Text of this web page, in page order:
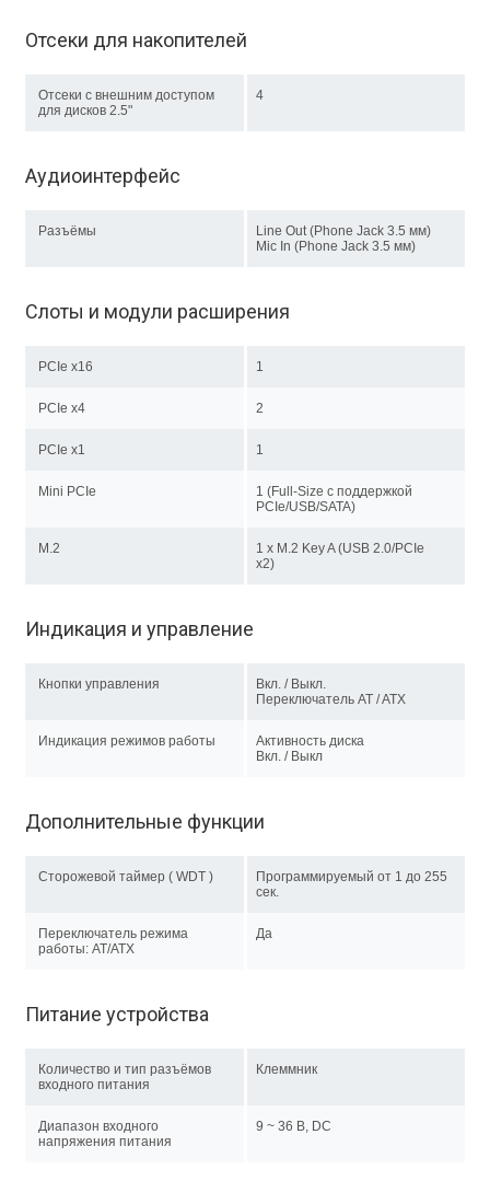
Отсеки для накопителей
Отсеки с внешним доступом
для дисков 2.5"
4
Аудиоинтерфейс
Разъёмы
Line Out (Phone Jack 3.5 мм)
Mic In (Phone Jack 3.5 мм)
Слоты и модули расширения
PCIe x16 1
PCIe x4 2
PCIe x1 1
Mini PCIe
1 (Full-Size c поддержкой
PCIe/USB/SATA)
M.2
1 х M.2 Key A (USB 2.0/PCIe
x2)
Индикация и управление
Кнопки управления
Вкл. / Выкл.
Переключатель AT / ATX
Индикация режимов работы
Активность диска
Вкл. / Выкл
Дополнительные функции
Сторожевой таймер ( WDT )
Программируемый от 1 до 255
сек.
Переключатель режима
работы: AT/ATX
Да
Питание устройства
Количество и тип разъёмов
входного питания
Клеммник
Диапазон входного
напряжения питания
9 ~ 36 В, DC